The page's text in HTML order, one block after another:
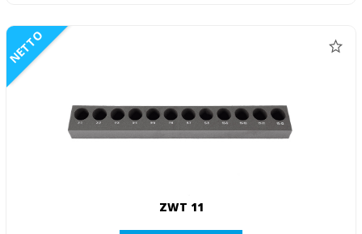
NETTO
ZWT 11